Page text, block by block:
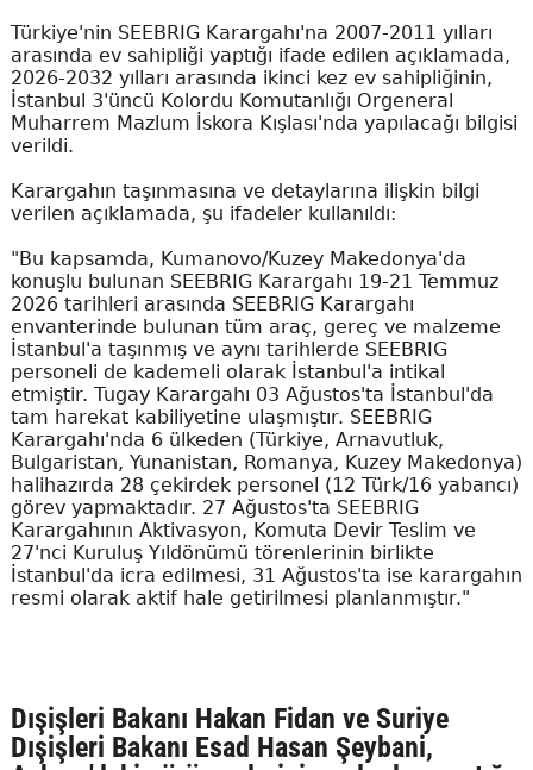
Türkiye'nin SEEBRIG Karargahı'na 2007-2011 yılları
arasında ev sahipliği yaptığı ifade edilen açıklamada,
2026-2032 yılları arasında ikinci kez ev sahipliğinin,
İstanbul 3'üncü Kolordu Komutanlığı Orgeneral
Muharrem Mazlum İskora Kışlası'nda yapılacağı bilgisi
verildi.
Karargahın taşınmasına ve detaylarına ilişkin bilgi
verilen açıklamada, şu ifadeler kullanıldı:
"Bu kapsamda, Kumanovo/Kuzey Makedonya'da
konuşlu bulunan SEEBRIG Karargahı 19-21 Temmuz
2026 tarihleri arasında SEEBRIG Karargahı
envanterinde bulunan tüm araç, gereç ve malzeme
İstanbul'a taşınmış ve aynı tarihlerde SEEBRIG
personeli de kademeli olarak İstanbul'a intikal
etmiştir. Tugay Karargahı 03 Ağustos'ta İstanbul'da
tam harekat kabiliyetine ulaşmıştır. SEEBRIG
Karargahı'nda 6 ülkeden (Türkiye, Arnavutluk,
Bulgaristan, Yunanistan, Romanya, Kuzey Makedonya)
halihazırda 28 çekirdek personel (12 Türk/16 yabancı)
görev yapmaktadır. 27 Ağustos'ta SEEBRIG
Karargahının Aktivasyon, Komuta Devir Teslim ve
27'nci Kuruluş Yıldönümü törenlerinin birlikte
İstanbul'da icra edilmesi, 31 Ağustos'ta ise karargahın
resmi olarak aktif hale getirilmesi planlanmıştır."
Dışişleri Bakanı Hakan Fidan ve Suriye
Dışişleri Bakanı Esad Hasan Şeybani,